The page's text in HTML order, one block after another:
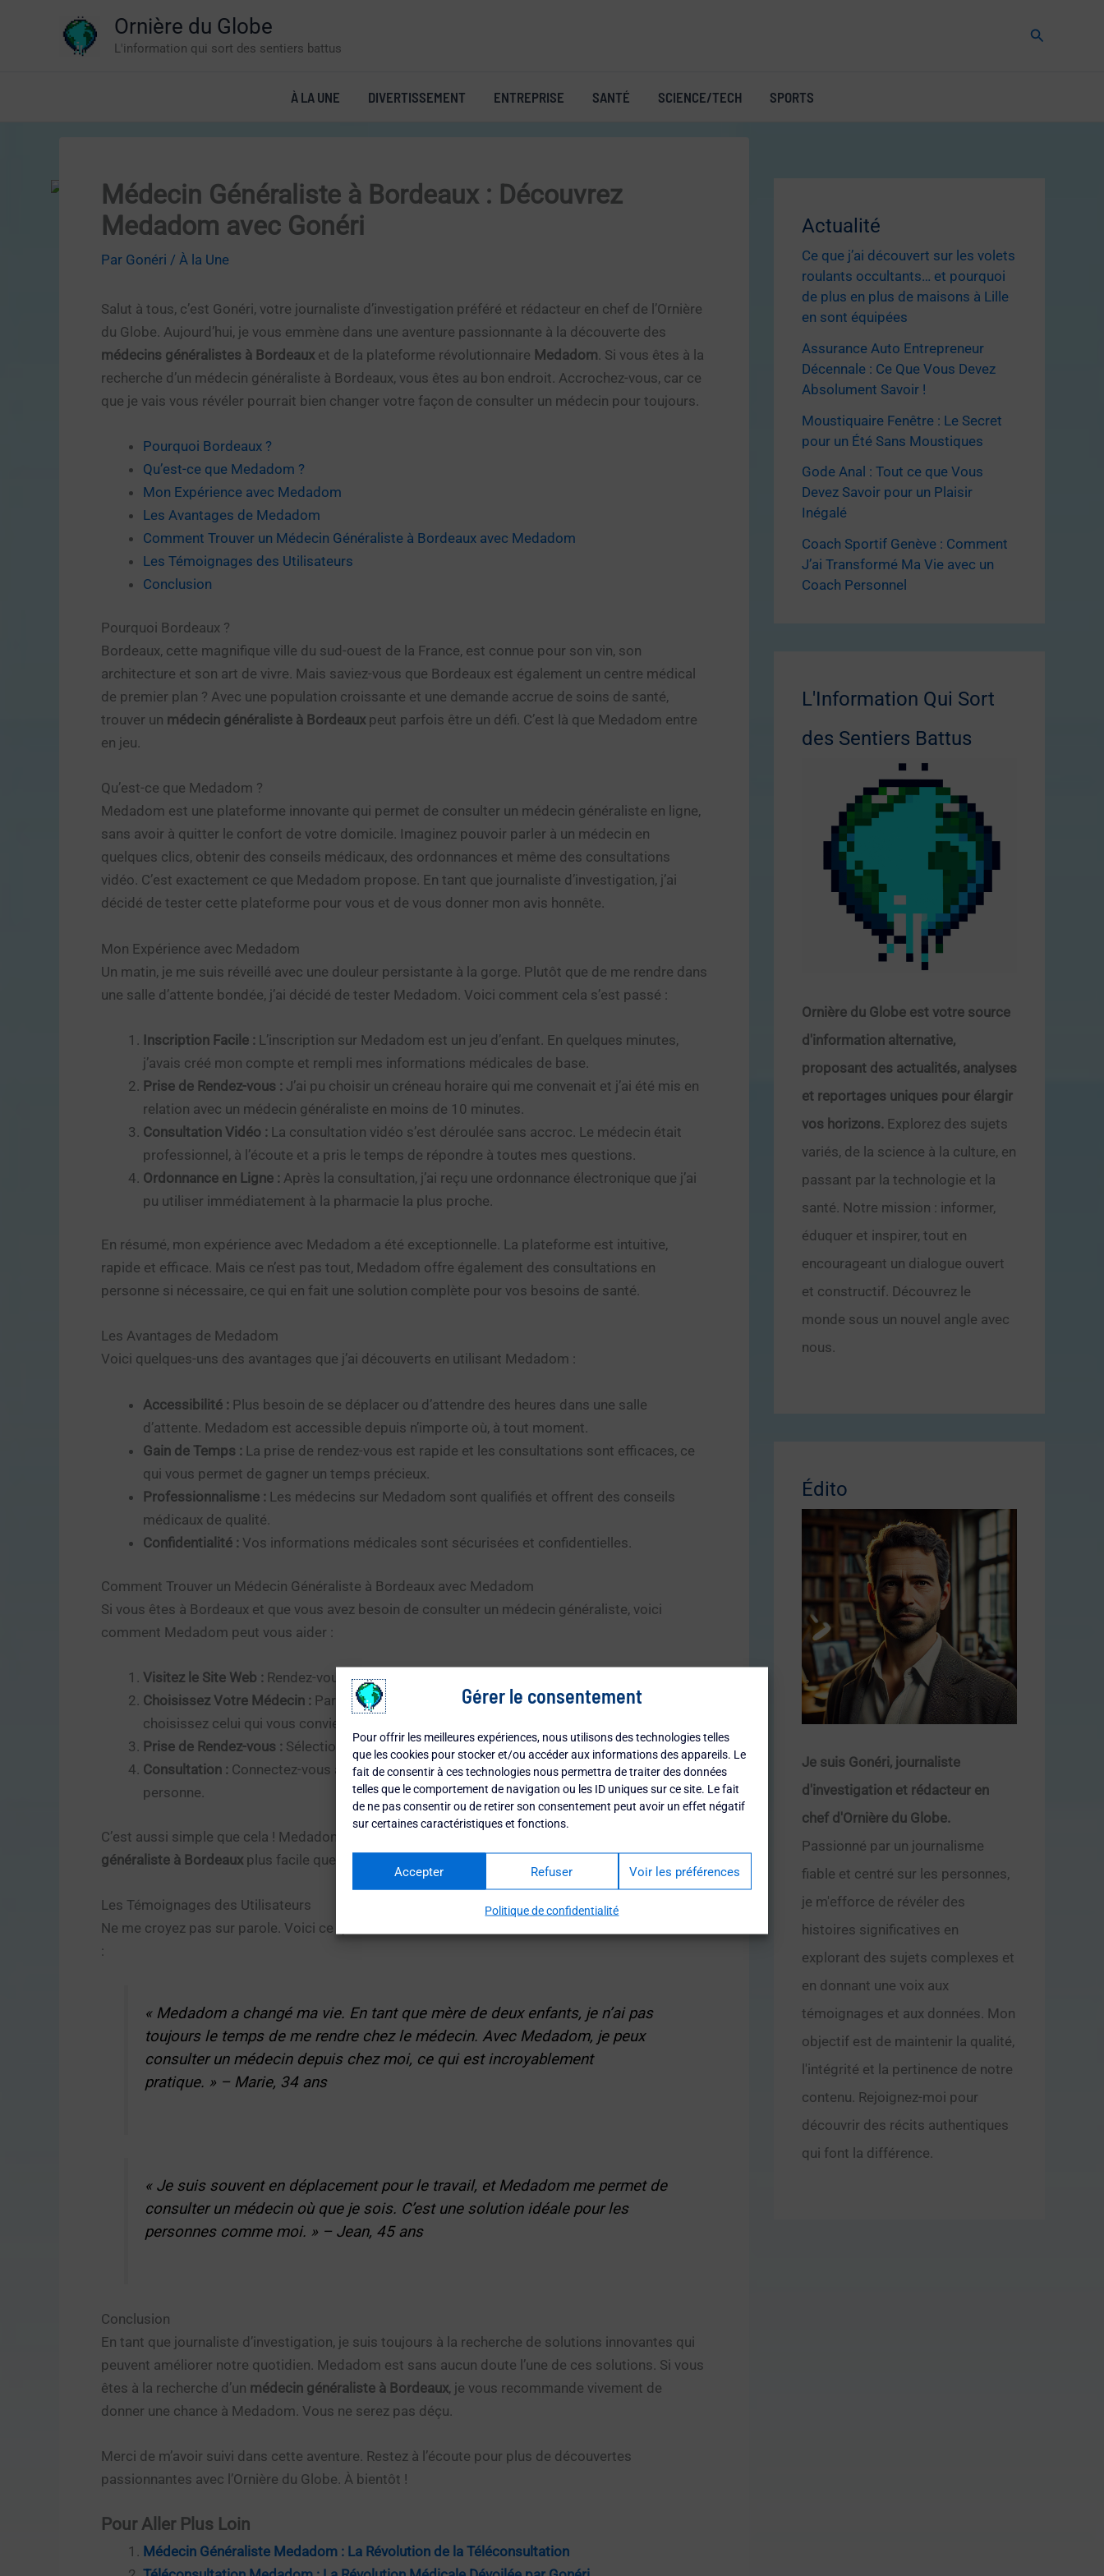
Gérer le consentement
Pour offrir les meilleures expériences, nous utilisons des technologies telles
que les cookies pour stocker et/ou accéder aux informations des appareils. Le
fait de consentir à ces technologies nous permettra de traiter des données
telles que le comportement de navigation ou les ID uniques sur ce site. Le fait
de ne pas consentir ou de retirer son consentement peut avoir un effet négatif
sur certaines caractéristiques et fonctions.
Accepter Refuser Voir les préférences
Politique de confidentialité
Ornière du Globe
L'information qui sort des sentiers battus
Rechercher
À LA UNE DIVERTISSEMENT ENTREPRISE SANTÉ SCIENCE/TECH SPORTS
Médecin Généraliste à Bordeaux : Découvrez
Medadom avec Gonéri
Par Gonéri / À la Une
Salut à tous, c’est Gonéri, votre journaliste d’investigation préféré et rédacteur en chef de l’Ornière
du Globe. Aujourd’hui, je vous emmène dans une aventure passionnante à la découverte des
médecins généralistes à Bordeaux et de la plateforme révolutionnaire Medadom. Si vous êtes à la
recherche d’un médecin généraliste à Bordeaux, vous êtes au bon endroit. Accrochez-vous, car ce
que je vais vous révéler pourrait bien changer votre façon de consulter un médecin pour toujours.
Pourquoi Bordeaux ?
Qu’est-ce que Medadom ?
Mon Expérience avec Medadom
Les Avantages de Medadom
Comment Trouver un Médecin Généraliste à Bordeaux avec Medadom
Les Témoignages des Utilisateurs
Conclusion
Pourquoi Bordeaux ?
Bordeaux, cette magnifique ville du sud-ouest de la France, est connue pour son vin, son
architecture et son art de vivre. Mais saviez-vous que Bordeaux est également un centre médical
de premier plan ? Avec une population croissante et une demande accrue de soins de santé,
trouver un médecin généraliste à Bordeauxpeut parfois être un défi. C’est là que Medadom entre
en jeu.
Qu’est-ce que Medadom ?
Medadom est une plateforme innovante qui permet de consulter un médecin généraliste en ligne,
sans avoir à quitter le confort de votre domicile. Imaginez pouvoir parler à un médecin en
quelques clics, obtenir des conseils médicaux, des ordonnances et même des consultations
vidéo. C’est exactement ce que Medadom propose. En tant que journaliste d’investigation, j’ai
décidé de tester cette plateforme pour vous et de vous donner mon avis honnête.
Mon Expérience avec Medadom
Un matin, je me suis réveillé avec une douleur persistante à la gorge. Plutôt que de me rendre dans
une salle d’attente bondée, j’ai décidé de tester Medadom. Voici comment cela s’est passé :
Inscription Facile : L’inscription sur Medadom est un jeu d’enfant. En quelques minutes,
j’avais créé mon compte et rempli mes informations médicales de base.
Prise de Rendez-vous : J’ai pu choisir un créneau horaire qui me convenait et j’ai été mis en
relation avec un médecin généraliste en moins de 10 minutes.
Consultation Vidéo : La consultation vidéo s’est déroulée sans accroc. Le médecin était
professionnel, à l’écoute et a pris le temps de répondre à toutes mes questions.
Ordonnance en Ligne : Après la consultation, j’ai reçu une ordonnance électronique que j’ai
pu utiliser immédiatement à la pharmacie la plus proche.
En résumé, mon expérience avec Medadom a été exceptionnelle. La plateforme est intuitive,
rapide et efficace. Mais ce n’est pas tout, Medadom offre également des consultations en
personne si nécessaire, ce qui en fait une solution complète pour vos besoins de santé.
Les Avantages de Medadom
Voici quelques-uns des avantages que j’ai découverts en utilisant Medadom :
Accessibilité : Plus besoin de se déplacer ou d’attendre des heures dans une salle
d’attente. Medadom est accessible depuis n’importe où, à tout moment.
Gain de Temps : La prise de rendez-vous est rapide et les consultations sont efficaces, ce
qui vous permet de gagner un temps précieux.
Professionnalisme : Les médecins sur Medadom sont qualifiés et offrent des conseils
médicaux de qualité.
Confidentialité : Vos informations médicales sont sécurisées et confidentielles.
Comment Trouver un Médecin Généraliste à Bordeaux avec Medadom
Si vous êtes à Bordeaux et que vous avez besoin de consulter un médecin généraliste, voici
comment Medadom peut vous aider :
Visitez le Site Web : Rendez-vous sur le site de Medadom et créez un compte.
Choisissez Votre Médecin : Parcourez la liste des médecins disponibles à Bordeaux et
choisissez celui qui vous convient le mieux.
Prise de Rendez-vous : Sélectionnez un créneau horaire et prenez rendez-vous en ligne.
Consultation : Connectez-vous à l’heure prévue pour votre consultation vidéo ou en
personne.
C’est aussi simple que cela ! Medadom rend la recherche et la consultation d’un
généraliste à Bordeaux plus facile que jamais.
Les Témoignages des Utilisateurs
Ne me croyez pas sur parole. Voici ce que certains utilisateurs de Medadom à Bordeaux ont à dire
:
« Medadom a changé ma vie. En tant que mère de deux enfants, je n’ai pas
toujours le temps de me rendre chez le médecin. Avec Medadom, je peux
consulter un médecin depuis chez moi, ce qui est incroyablement
pratique. » – Marie, 34 ans
« Je suis souvent en déplacement pour le travail, et Medadom me permet de
consulter un médecin où que je sois. C’est une solution idéale pour les
personnes comme moi. » – Jean, 45 ans
Conclusion
En tant que journaliste d’investigation, je suis toujours à la recherche de solutions innovantes qui
peuvent améliorer notre quotidien. Medadom est sans aucun doute l’une de ces solutions. Si vous
êtes à la recherche d’un médecin généraliste à Bordeaux, je vous recommande vivement de
donner une chance à Medadom. Vous ne serez pas déçu.
Merci de m’avoir suivi dans cette aventure. Restez à l’écoute pour plus de découvertes
passionnantes avec l’Ornière du Globe. À bientôt !
Pour Aller Plus Loin
Médecin Généraliste Medadom : La Révolution de la Téléconsultation
Actualité
Ce que j’ai découvert sur les volets
roulants occultants… et pourquoi
de plus en plus de maisons à Lille
en sont équipées
Assurance Auto Entrepreneur
Décennale : Ce Que Vous Devez
Absolument Savoir !
Moustiquaire Fenêtre : Le Secret
pour un Été Sans Moustiques
Gode Anal : Tout ce que Vous
Devez Savoir pour un Plaisir
Inégalé
Coach Sportif Genève : Comment
J’ai Transformé Ma Vie avec un
Coach Personnel
L'Information Qui Sort
des Sentiers Battus
Ornière du Globe est votre source
d'information alternative,
proposant des actualités, analyses
et reportages uniques pour élargir
vos horizons. Explorez des sujets
variés, de la science à la culture, en
passant par la technologie et la
santé. Notre mission : informer,
éduquer et inspirer, tout en
encourageant un dialogue ouvert
et constructif. Découvrez le
monde sous un nouvel angle avec
nous.
Édito
Je suis Gonéri, journaliste
d'investigation et rédacteur en
chef d'Ornière du Globe.
Passionné par un journalisme
fiable et centré sur les personnes,
je m'efforce de révéler des
histoires significatives en
explorant des sujets complexes et
en donnant une voix aux
témoignages et aux données. Mon
objectif est de maintenir la qualité,
l'intégrité et la pertinence de notre
contenu. Rejoignez-moi pour
découvrir des récits authentiques
qui font la différence.